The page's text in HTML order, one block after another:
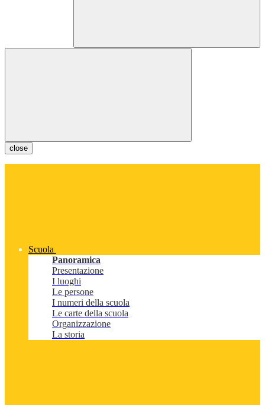
close
Scuola
Panoramica
Presentazione
I luoghi
Le persone
I numeri della scuola
Le carte della scuola
Organizzazione
La storia